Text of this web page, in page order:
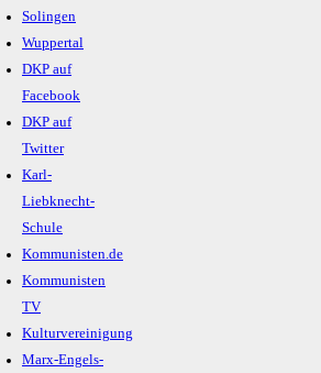
Solingen
Wuppertal
DKP auf
Facebook
DKP auf
Twitter
Karl-
Liebknecht-
Schule
Kommunisten.de
Kommunisten
TV
Kulturvereinigung
Marx-Engels-